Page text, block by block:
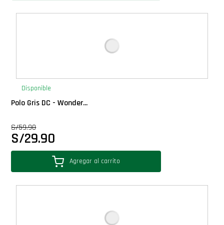
Disponible
Polo Gris DC - Wonder...
S/59.90
S/29.90
Agregar al carrito